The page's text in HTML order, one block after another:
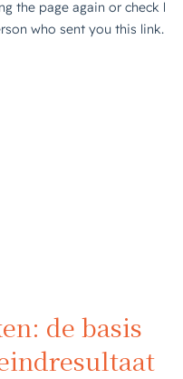
de basis